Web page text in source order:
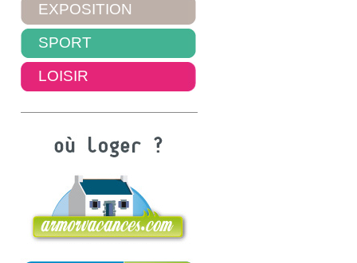
EXPOSITION
SPORT
LOISIR